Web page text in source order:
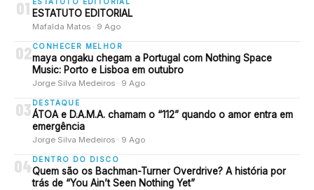
01 ESTATUTO EDITORIAL
ESTATUTO EDITORIAL
Mafalda Matos · 9 Ago
02 CONHECER MELHOR
maya ongaku chegam a Portugal com Nothing Space
Music: Porto e Lisboa em outubro
Jorge Silva Medeiros · 9 Ago
03 DESTAQUE
ÁTOA e D.A.M.A. chamam o “112” quando o amor entra em
emergência
Jorge Silva Medeiros · 9 Ago
04 DENTRO DO DISCO
Quem são os Bachman-Turner Overdrive? A história por
trás de “You Ain’t Seen Nothing Yet”